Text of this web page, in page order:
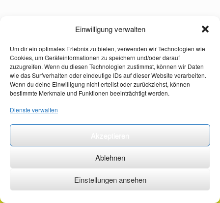
Einwilligung verwalten
Um dir ein optimales Erlebnis zu bieten, verwenden wir Technologien wie
Cookies, um Geräteinformationen zu speichern und/oder darauf
zuzugreifen. Wenn du diesen Technologien zustimmst, können wir Daten
wie das Surfverhalten oder eindeutige IDs auf dieser Website verarbeiten.
Wenn du deine Einwilligung nicht erteilst oder zurückziehst, können
bestimmte Merkmale und Funktionen beeinträchtigt werden.
Dienste verwalten
Ablehnen
Einstellungen ansehen
©2026 ·erstehilfekurs-mauch.de ·AGB ·Datenschutzerklärung ·Impressum ·